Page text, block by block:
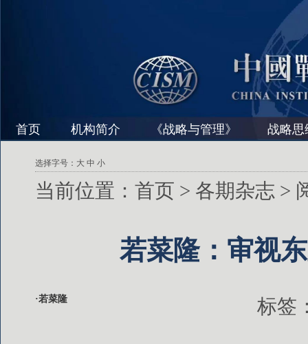
首页 机构简介 《战略与管理》 战略思
选择字号： 大 中 小
当前位置： 首页 > 各期杂志 >
若菜隆：审视
·若菜隆 标签